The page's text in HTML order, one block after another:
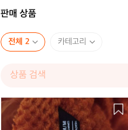
판매 상품
전체 2 카테고리
아
크